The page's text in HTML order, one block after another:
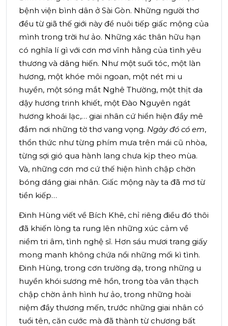
bệnh viện bình dân ở Sài Gòn. Những người thơ
đều từ giã thế giới này để nuôi tiếp giấc mộng của
mình trong trời hư ảo. Những xác thân hữu hạn
có nghĩa lí gì với cơn mơ vĩnh hằng của tình yêu
thương và dâng hiến. Như một suối tóc, một làn
hương, một khóe môi ngoan, một nét mi u
huyền, một sóng mắt Nghê Thường, một thịt da
dậy hương trinh khiết, một Đào Nguyên ngát
hương khoái lạc,… giai nhân cứ hiển hiện đầy mê
đắm nơi những tờ thơ vang vọng. Ngày đó có em,
thổn thức như từng phím mưa trên mái cũ nhòa,
từng sợi gió qua hành lang chưa kịp theo mùa.
Và, những cơn mơ cứ thế hiện hình chập chờn
bóng dáng giai nhân. Giấc mộng này ta đã mơ từ
tiền kiếp…
Đinh Hùng viết về Bích Khê, chỉ riêng điều đó thôi
đã khiến lòng ta rung lên những xúc cảm về
niềm tri âm, tình nghệ sĩ. Hơn sáu mươi trang giấy
mong manh không chứa nổi những mối kì tình.
Đinh Hùng, trong cơn trường dạ, trong những u
huyền khói sương mê hồn, trong tòa vân thạch
chập chờn ảnh hình hư ảo, trong những hoài
niệm đầy thương mến, trước những giai nhân có
tuổi tên, căn cước mà đã thành từ chương bất